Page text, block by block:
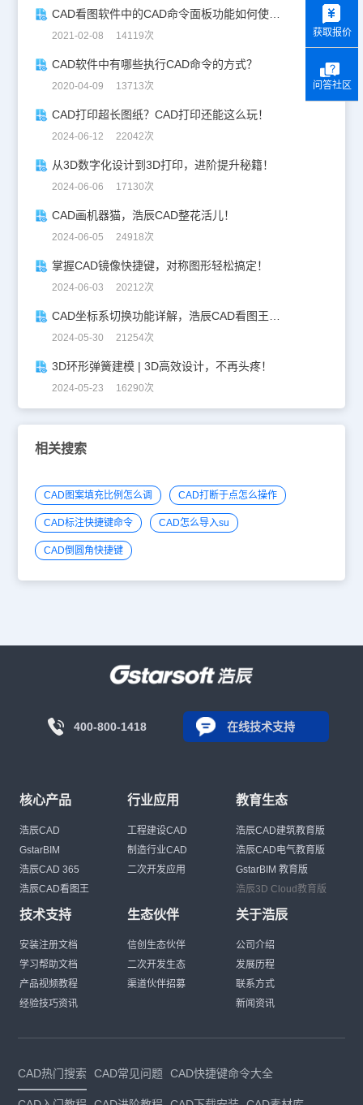
CAD看图软件中的CAD命令面板功能如何使用？
2021-02-08 14119次
CAD软件中有哪些执行CAD命令的方式？
2020-04-09 13713次
CAD打印超长图纸？CAD打印还能这么玩！
2024-06-12 22042次
从3D数字化设计到3D打印，进阶提升秘籍！
2024-06-06 17130次
CAD画机器猫，浩辰CAD整花活儿！
2024-06-05 24918次
掌握CAD镜像快捷键，对称图形轻松搞定！
2024-06-03 20212次
2024-05-30 21254次
3D环形弹簧建模 | 3D高效设计，不再头疼！
2024-05-23 16290次
相关搜索
CAD图案填充比例怎么调 CAD打断于点怎么操作
CAD标注快捷键命令 CAD怎么导入su
CAD倒圆角快捷键
400-800-1418 在线技术支持
核心产品
浩辰CAD
GstarBIM
浩辰CAD 365
浩辰CAD看图王
行业应用
工程建设CAD
制造行业CAD
二次开发应用
教育生态
浩辰CAD建筑教育版
浩辰CAD电气教育版
GstarBIM 教育版
浩辰3D Cloud教育版
技术支持
安装注册文档
学习帮助文档
产品视频教程
经验技巧资讯
生态伙伴
信创生态伙伴
二次开发生态
渠道伙伴招募
关于浩辰
公司介绍
发展历程
联系方式
新闻资讯
CAD热门搜索 CAD常见问题 CAD快捷键命令大全
获取报价
问答社区